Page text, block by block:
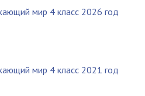
мир 4 класс 2026 год
мир 4 класс 2021 год